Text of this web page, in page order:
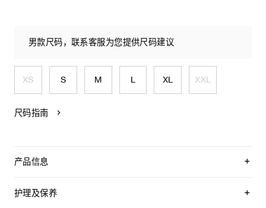
男款尺码，联系客服为您提供尺码建议
XS S M L XL XXL
尺码指南
产品信息
TRIOMPHE刺绣
护理及保养